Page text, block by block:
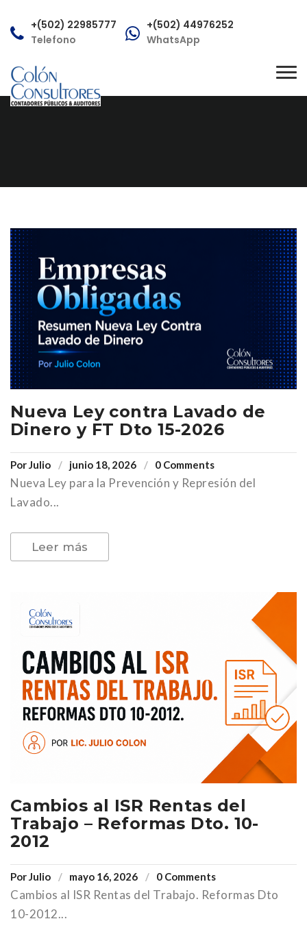
+(502) 22985777
Telefono
+(502) 44976252
WhatsApp
Correo
Nueva Ley contra Lavado de
Dinero y FT Dto 15-2026
PorJulio junio 18, 2026 0 Comments
Nueva Ley para la Prevención y Represión del
Lavado...
Leer más
Cambios al ISR Rentas del
Trabajo – Reformas Dto. 10-
2012
PorJulio mayo 16, 2026 0 Comments
Cambios al ISR Rentas del Trabajo. Reformas Dto
10-2012...